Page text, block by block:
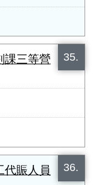
35.
課三等營
36.
代賑人員